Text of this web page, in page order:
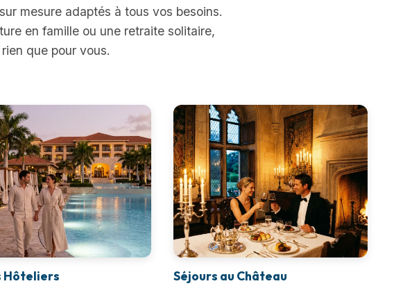
mesure adaptés à tous vos besoins.
en famille ou une retraite solitaire,
que pour vous.
Hôteliers Séjours au Château